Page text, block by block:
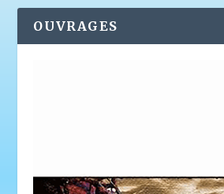
OUVRAGES